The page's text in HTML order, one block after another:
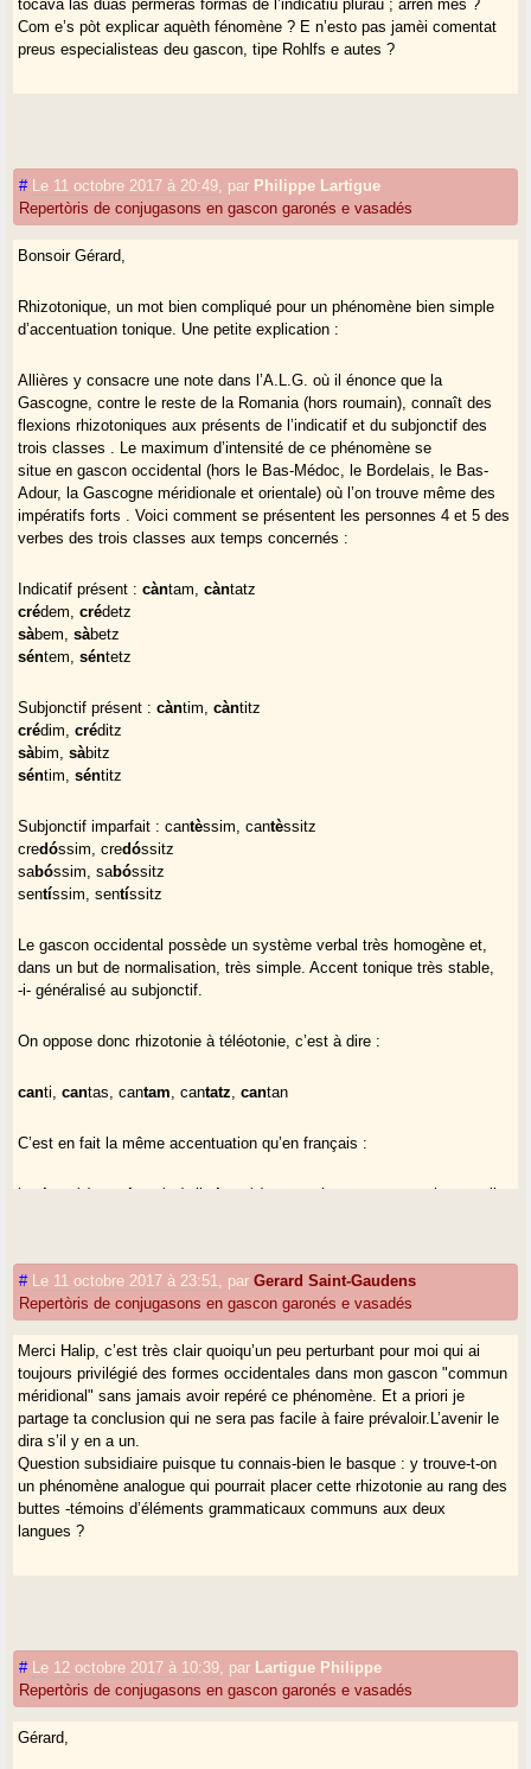
tocava las duas permeras fòrmas de l’indicatiu plurau ; arren mès ?
Com e’s pòt explicar aquèth fénomène ? E n’esto pas jamèi comentat
preus especialisteas deu gascon, tipe Rohlfs e autes ?
# Le 11 octobre 2017 à 20:49 par Philippe Lartigue
Repertòris de conjugasons en gascon garonés e vasadés
Bonsoir Gérard,
Rhizotonique, un mot bien compliqué pour un phénomène bien simple
d’accentuation tonique. Une petite explication :
Allières y consacre une note dans l’A.L.G. où il énonce que la
Gascogne, contre le reste de la Romania (hors roumain), connaît des
flexions rhizotoniques aux présents de l’indicatif et du subjonctif des
trois classes . Le maximum d’intensité de ce phénomène se
situe en gascon occidental (hors le Bas-Médoc, le Bordelais, le Bas-
Adour, la Gascogne méridionale et orientale) où l’on trouve même des
impératifs forts . Voici comment se présentent les personnes 4 et 5 des
verbes des trois classes aux temps concernés :
Indicatif présent :càntam,càntatz
crédem,crédetz
sàbem,sàbetz
séntem,séntetz
Subjonctif présent :càntim,càntitz
crédim,créditz
sàbim,sàbitz
séntim,séntitz
Subjonctif imparfait : cantèssim, cantèssitz
credóssim, credóssitz
sabóssim, sabóssitz
sentíssim, sentíssitz
Le gascon occidental possède un système verbal très homogène et,
dans un but de normalisation, très simple. Accent tonique très stable,
-i- généralisé au subjonctif.
On oppose donc rhizotonie à téléotonie, c’est à dire :
canti,cantas, cantam , cantatz ,cantan
C’est en fait la même accentuation qu’en français :
je chant (e), tu chant (es), il chant (e), nous chan , vous chan
, ils
Donc, le système accentuel du gascon occidental est très original et
individualise encore un peu plus notre langue face au français, entre
autres. Si on observe bien la carte ALG qui y correspond, on s’aperçoit
considère toutes les communes téléotoniques qui connaissent en fait le
polymorphisme. Donc, en toute logique, la forme normée devrait être
celle là.
# Le 11 octobre 2017 à 23:51 parGerard Saint-Gaudens
Repertòris de conjugasons en gascon garonés e vasadés
Merci Halip, c’est très clair quoiqu’un peu perturbant pour moi qui ai
toujours privilégié des formes occidentales dans mon gascon "commun
méridional" sans jamais avoir repéré ce phénomène. Et a priori je
partage ta conclusion qui ne sera pas facile à faire prévaloir.L’avenir le
dira s’il y en a un.
Question subsidiaire puisque tu connais-bien le basque : y trouve-t-on
un phénomène analogue qui pourrait placer cette rhizotonie au rang des
buttes -témoins d’éléments grammaticaux communs aux deux
langues ?
# Le 12 octobre 2017 à 10:39 par Lartigue Philippe
Repertòris de conjugasons en gascon garonés e vasadés
Gérard,